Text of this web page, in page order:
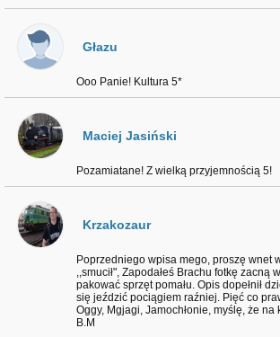
Głazu
Ooo Panie! Kultura 5*
Maciej Jasiński
Pozamiatane! Z wielką przyjemnością 5!
Krzakozaur
Poprzedniego wpisa mego, proszę wnet
,,smucił", Zapodałeś Brachu fotkę
pakować sprzęt pomału. Opis dopełnił
się jeździć pociągiem raźniej. Pięć co
Oggy, Mgjagi, Jamochłonie, myślę, że
B.M